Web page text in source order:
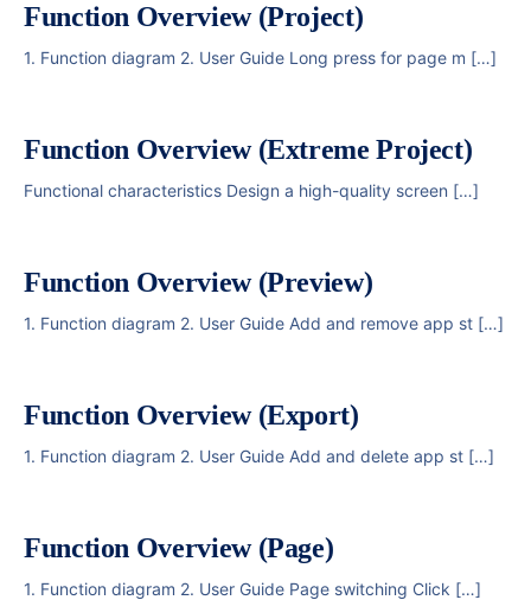
Function Overview (Project)
1. Function diagram 2. User Guide Long press for page m […]
Function Overview (Extreme Project)
Functional characteristics Design a high-quality screen […]
Function Overview (Preview)
1. Function diagram 2. User Guide Add and remove app st […]
Function Overview (Export)
1. Function diagram 2. User Guide Add and delete app st […]
Function Overview (Page)
1. Function diagram 2. User Guide Page switching Click […]